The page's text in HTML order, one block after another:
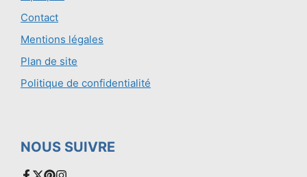
Contact
Mentions légales
Plan de site
Politique de confidentialité
NOUS SUIVRE